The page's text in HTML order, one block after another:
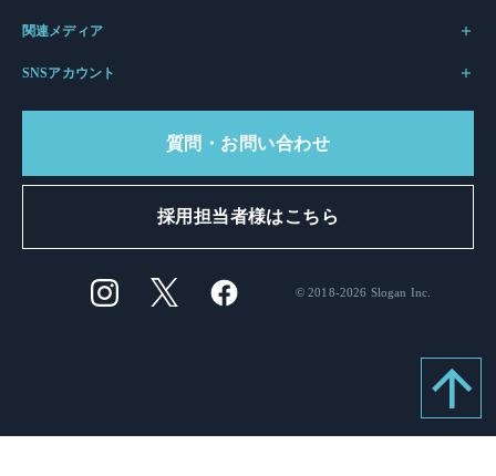
関連メディア
SNSアカウント
質問・お問い合わせ
採用担当者様はこちら
© 2018-2026 Slogan Inc.